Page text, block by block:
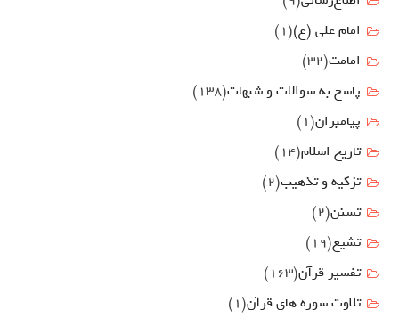
امام علي (ع)(1)
امامت(32)
پاسخ به سوالات و شبهات(138)
پیامبران(1)
تاریخ اسلام(14)
تزکیه و تذهیب(2)
تسنن(2)
تشیع(19)
تفسیر قرآن(163)
تلاوت سوره های قرآن(1)